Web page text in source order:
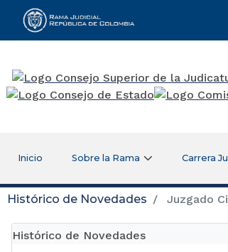
Rama Judicial
Inicio Sobre la Rama Carrera
Histórico de Novedades Juzgado
Histórico de Novedades